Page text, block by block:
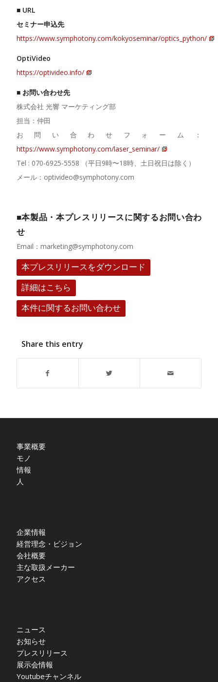
■ URL
セミナー申込先
https://www.symphotony.com/kokyoseminar/optics_python/
OptiVideo
https://optivideo.info/
■ お問い合わせ先
株式会社 光響 マーケティング部
担当：仲田
お問い合わせフォーム：
https://www.symphotony.com/laser_seminar/
Tel : 070-6925-5558 （平日9時〜18時、土日祝日は除く）
メール：optivideo@symphotony.com
■本製品・本プレスリリースに関するお問い合わ
せ
Email：marketing@symphotony.com
本プレスリリースをダウンロード
詳細はこちら
本件に関するお問い合わせ
Share this entry
事業概要
モノ
情報
人
企業情報
経営理念・ビジョン
会社概要
主な取扱メーカー
アクセス
ニュース
お知らせ
プレスリリース
展示会情報
Youtubeチャンネル